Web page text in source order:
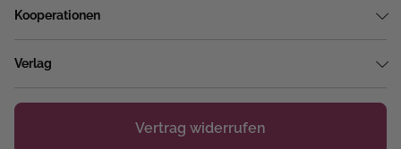
Kooperationen
Verlag
Vertrag widerrufen